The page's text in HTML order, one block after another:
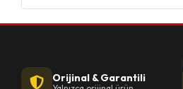
Orijinal & Garantili